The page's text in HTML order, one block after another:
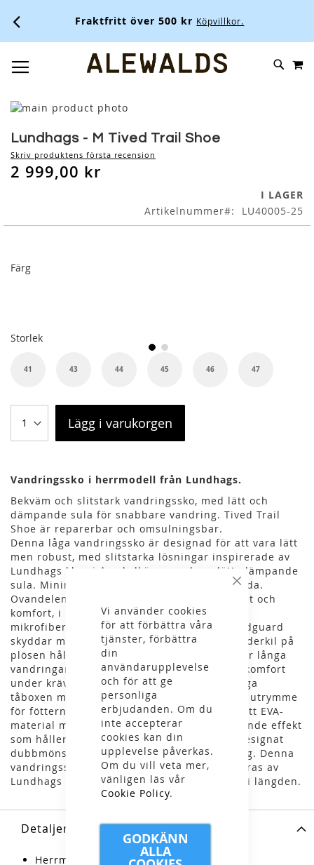
Stäng
Vi använder cookies
för att förbättra våra
tjänster, förbättra
din
användarupplevelse
och för att ge
personliga
erbjudanden. Om du
inte accepterar
cookies kan din
upplevelse påverkas.
Om du vill veta mer,
vänligen läs vår
Cookie Policy.
GODKÄNN
ALLA
Fraktfritt över 500 kr Köpvillkor.
SKIP
Skip
the
end
of
the
to
the
beginning
of
Lundhags - M Tived Trail Shoe
Skriv produktens första recension
2 999,00 kr
I LAGER
Artikelnummer
LU40005-25
Färg
Storlek
41 43 44 45 46 47
Lägg i varukorgen
Vandringssko i herrmodell från Lundhags.
Bekväm och slitstark vandringssko, med lätt och
dämpande sula för snabbare vandring. Tived Trail
Shoe är reparerbar och omsulningsbar.
Denna låga vandringssko är designad för att vara lätt
men robust, med slitstarka lösningar inspirerade av
Lundhags klassiska skalkängor och en lätt, dämpande
sula. Minimalistisk design, maximal prestanda.
Ovandelen är byggd med fokus på hållbarhet och
komfort, i högkvalitativ mocka och slitstark
mikrofiberfoder. En robust Liba Smart®-mudguard
skyddar mot stenar och vatten, medan en läderkil på
plösen håller smuts och fukt ute. Komfort för långa
vandringar - stabiliserande mellansula ger komfort
under krävande och längre turer. Den rymliga
tåboxen med rakare form för stortån skapar utrymme
för fötterna. Högpresterande mellansula i lätt EVA-
material med en jämn fjädrande och dämpande effekt
som håller länge. Yttersulan försedd med designat
dubbmönster för att greppa varierad terräng. Denna
vandringssko kan både sulas om och repareras av
Lundhags skomakare – en känga som håller i längden.
Detaljer
Herrmodell